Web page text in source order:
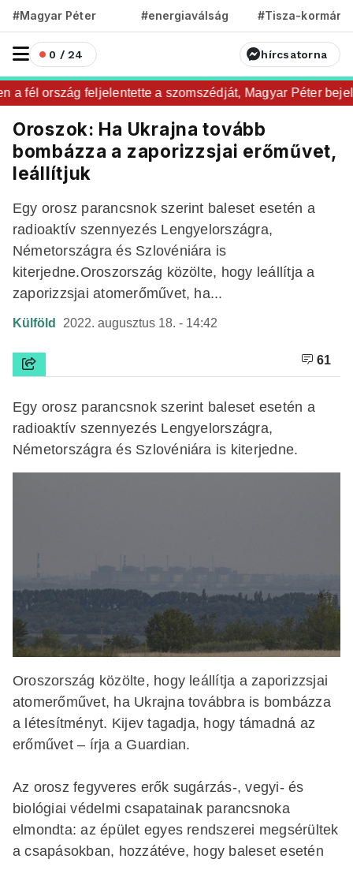
#Magyar Péter #energiaválság #Tisza-kormány
0 / 24 hírcsatorna
fél ország feljelentette a szomszédját, Magyar Péter
Oroszok: Ha Ukrajna tovább
bombázza a zaporizzsjai erőművet,
leállítjuk
Egy orosz parancsnok szerint baleset esetén a
radioaktív szennyezés Lengyelországra,
Németországra és Szlovéniára is
kiterjedne.Oroszország közölte, hogy leállítja a
zaporizzsjai atomerőművet, ha...
Külföld 2022. augusztus 18. - 14:42
61
Egy orosz parancsnok szerint baleset esetén a
radioaktív szennyezés Lengyelországra,
Németországra és Szlovéniára is kiterjedne.
Oroszország közölte, hogy leállítja a zaporizzsjai
atomerőművet, ha Ukrajna továbbra is bombázza
a létesítményt. Kijev tagadja, hogy támadná az
erőművet – írja a Guardian.
Az orosz fegyveres erők sugárzás-, vegyi- és
biológiai védelmi csapatainak parancsnoka
elmondta: az épület egyes rendszerei megsérültek
a csapásokban, hozzátéve, hogy baleset esetén